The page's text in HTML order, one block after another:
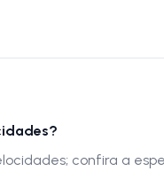
confira a